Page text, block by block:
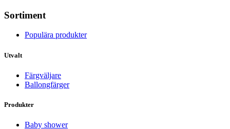
Sortiment
Populära produkter
Utvalt
Färgväljare
Ballongfärger
Produkter
Baby shower